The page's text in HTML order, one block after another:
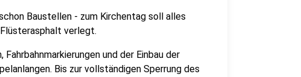
Baustellen - zum Kirchentag soll alles
verlegt.
und der Einbau der
Bis zur vollständigen Sperrung des